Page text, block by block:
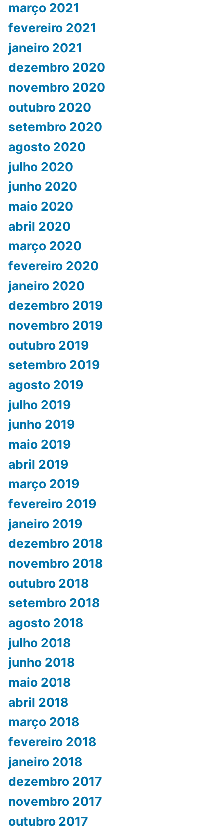
março 2021
fevereiro 2021
janeiro 2021
dezembro 2020
novembro 2020
outubro 2020
setembro 2020
agosto 2020
julho 2020
junho 2020
maio 2020
abril 2020
março 2020
fevereiro 2020
janeiro 2020
dezembro 2019
novembro 2019
outubro 2019
setembro 2019
agosto 2019
julho 2019
junho 2019
maio 2019
abril 2019
março 2019
fevereiro 2019
janeiro 2019
dezembro 2018
novembro 2018
outubro 2018
setembro 2018
agosto 2018
julho 2018
junho 2018
maio 2018
abril 2018
março 2018
fevereiro 2018
janeiro 2018
dezembro 2017
novembro 2017
outubro 2017